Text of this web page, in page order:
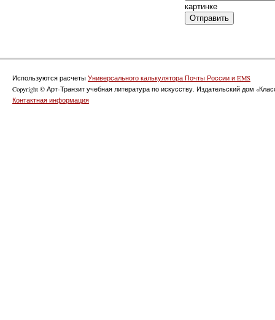
картинке
Используются расчеты Универсального калькулятора Почты России и EMS
Copyright © Арт-Транзит учебная литература по искусству. Издательский дом
Контактная информация